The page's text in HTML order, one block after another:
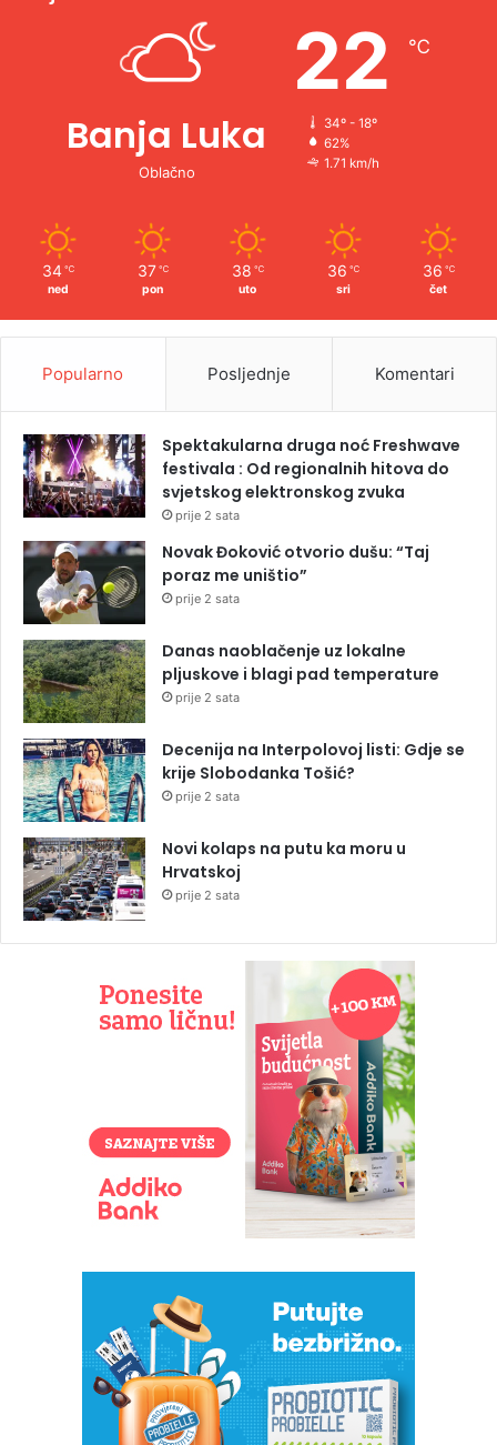
Banja Luka
Oblačno
22 ℃
34º - 18º
62%
1.71 km/h
34 ℃
ned
37 ℃
pon
38 ℃
uto
36 ℃
sri
36 ℃
čet
Popularno Posljednje Komentari
Spektakularna druga noć Freshwave
festivala : Od regionalnih hitova do
svjetskog elektronskog zvuka
prije 2 sata
Novak Đoković otvorio dušu: “Taj
poraz me uništio”
prije 2 sata
Danas naoblačenje uz lokalne
pljuskove i blagi pad temperature
prije 2 sata
Decenija na Interpolovoj listi: Gdje se
krije Slobodanka Tošić?
prije 2 sata
Novi kolaps na putu ka moru u
Hrvatskoj
prije 2 sata